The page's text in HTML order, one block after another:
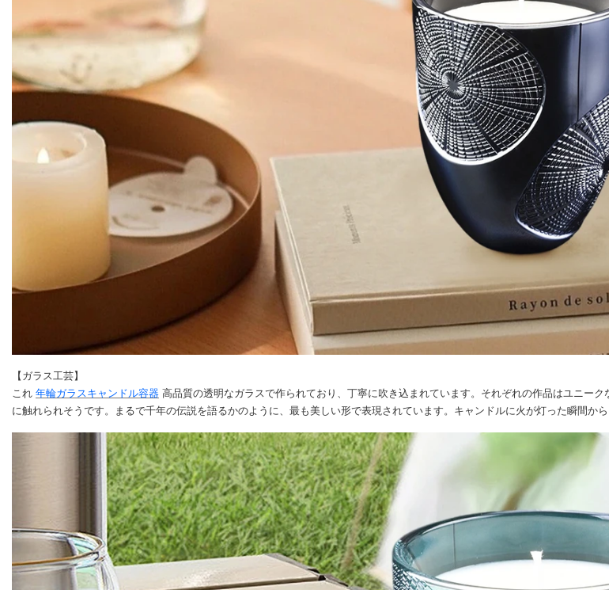
【ガラス工芸】
これ 年輪ガラスキャンドル容器 高品質の透明なガラスで作られており、丁寧に吹き込まれています。それぞれの作品はユニー
に触れられそうです。まるで千年の伝説を語るかのように、最も美しい形で表現されています。キャンドルに火が灯った瞬間か